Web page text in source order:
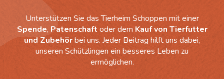
Unterstützen Sie das Tierheim Schoppen mit einer
Spende, Patenschaft oder dem Kauf von Tierfutter
und Zubehörbei uns. Jeder Beitrag hilft uns dabei,
unseren Schützlingen ein besseres Leben zu
ermöglichen.